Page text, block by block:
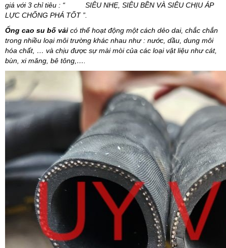
giá với 3 chỉ tiêu : “ SIÊU NHẸ, SIÊU BỀN VÀ SIÊU CHỊU ÁP
LỰC CHỐNG PHÁ TỐT ”.
Ống cao su bố vải có thể hoạt động một cách dẻo dai, chắc chắn
trong nhiều loại môi trường khác nhau như : nước, dầu, dung môi
hóa chất, … và chịu được sự mài mòi của các loại vật liệu như cát,
bùn, xi măng, bê tông,….